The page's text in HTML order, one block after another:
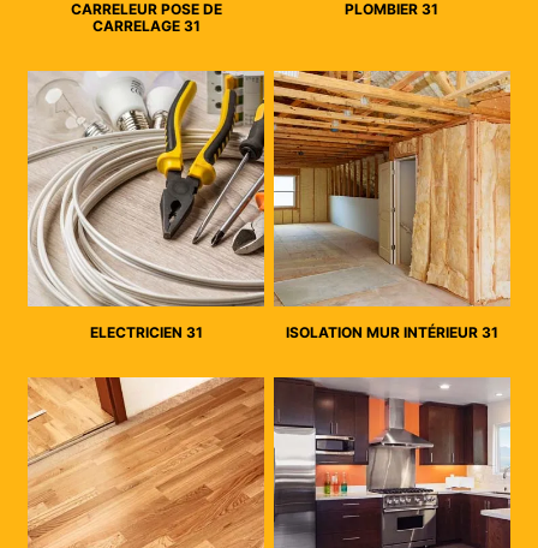
CARRELEUR POSE DE
CARRELAGE 31
PLOMBIER 31
ELECTRICIEN 31 ISOLATION MUR INTÉRIEUR 31